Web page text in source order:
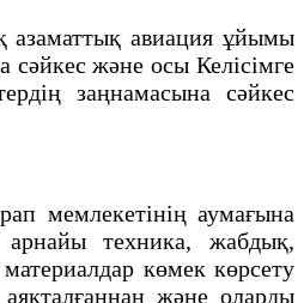
авиация ұйымы
сәйкес және осы Келісімге
заңнамасына сәйкес
мемлекетінің аумағына
арнайы техника, жабдық,
көмек көрсету
және оларды